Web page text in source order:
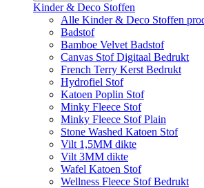
Kinder & Deco Stoffen
Alle Kinder & Deco Stoffen
Badstof
Bamboe Velvet Badstof
Canvas Stof Digitaal Bedrukt
French Terry Kerst Bedrukt
Hydrofiel Stof
Katoen Poplin Stof
Minky Fleece Stof
Minky Fleece Stof Plain
Stone Washed Katoen Stof
Vilt 1,5MM dikte
Vilt 3MM dikte
Wafel Katoen Stof
Wellness Fleece Stof Bedrukt